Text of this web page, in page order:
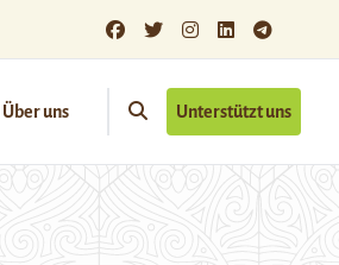
Über uns Unterstützt uns